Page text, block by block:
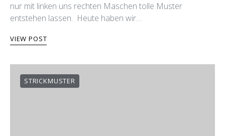
nur mit linken uns rechten Maschen tolle Muster
entstehen lassen. Heute haben wir…
VIEW POST
STRICKMUSTER